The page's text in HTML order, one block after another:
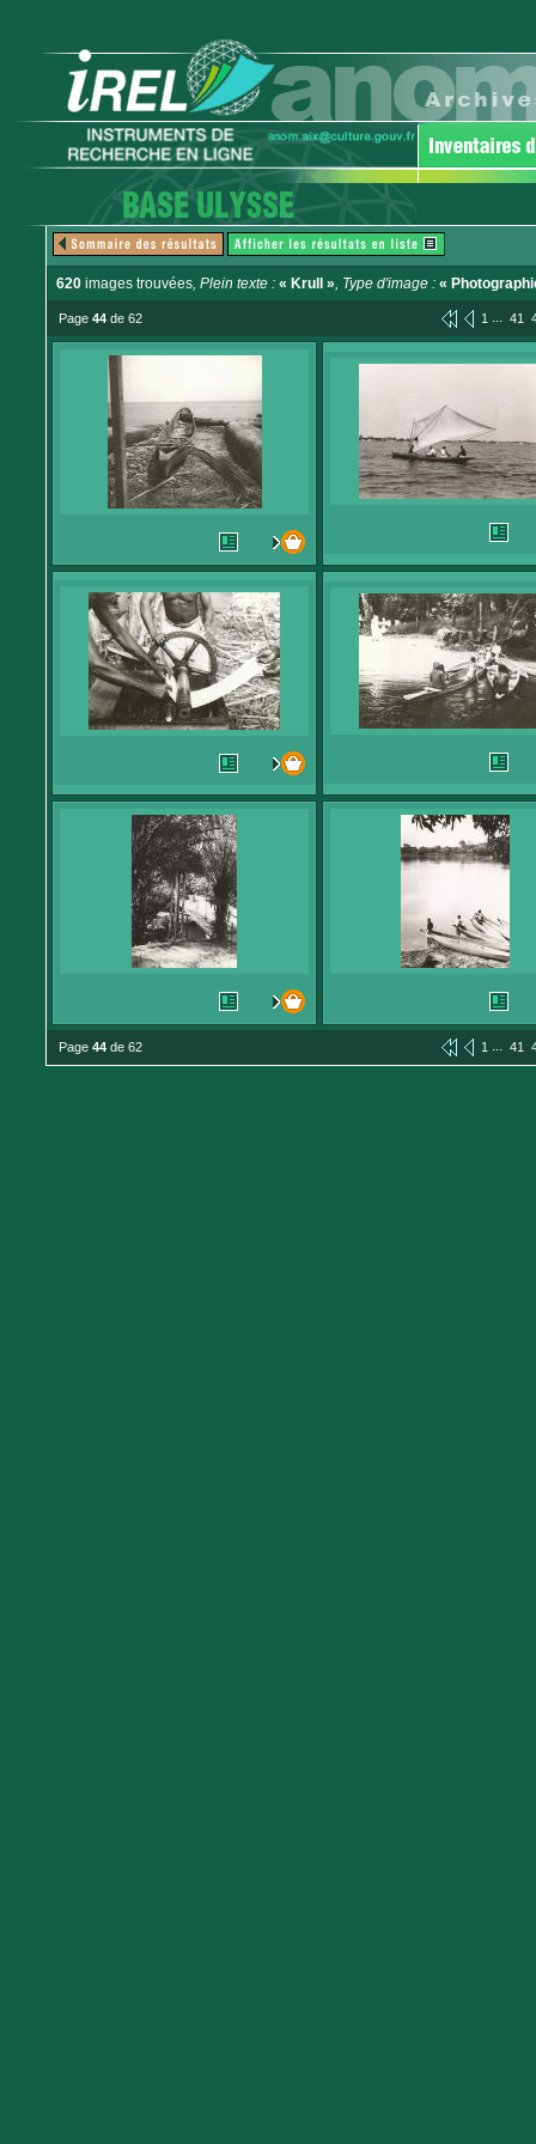
620 images trouvées, Plein texte : « Krull », Type d'image : «
Page 44 de 62 1 ... 41
Page 44 de 62 1 ... 41